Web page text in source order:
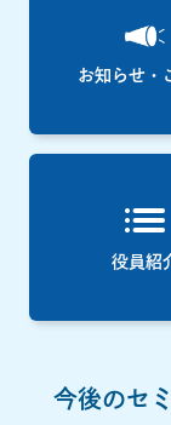
お知らせ・
役員紹
今後のセ